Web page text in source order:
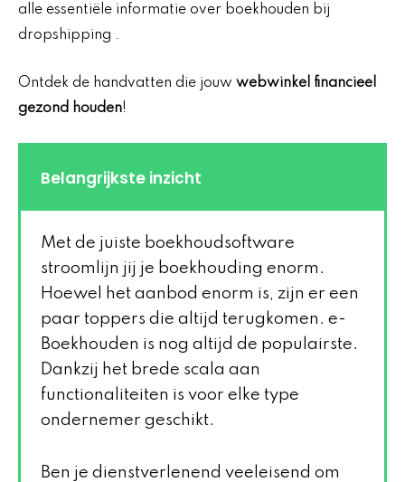
alle essentiële informatie over boekhouden bij
dropshipping .
Ontdek de handvatten die jouw webwinkel financieel
gezond houden!
Belangrijkste inzicht
Met de juiste boekhoudsoftware
stroomlijn jij je boekhouding enorm.
Hoewel het aanbod enorm is, zijn er een
paar toppers die altijd terugkomen. e-
Boekhouden is nog altijd de populairste.
Dankzij het brede scala aan
functionaliteiten is voor elke type
ondernemer geschikt.
Ben je dienstverlenend veeleisend om